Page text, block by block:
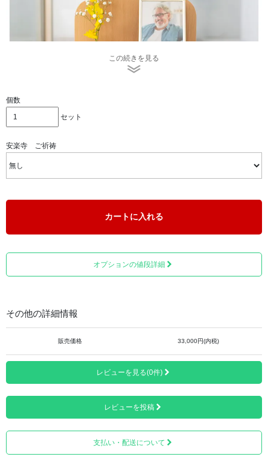
ミニ骨壺 Soul Petit Pot（ソウルプチポット）は 、大切な
想いを納めてともに暮らすための器。
輝かせてくれます。
いつも一緒だから気持ちが前向きになります。
※上画像は「スターライトブルー」のものとなります。
手のひらサイズで、安心、優しさをイメージさせるやわら
かな曲線は、洋室でも和室の仏壇の中に納めても違和感が
壺の真鍮ラインは、視点が変わっても飽きのこないバラン
この続きを見る
個数
セット
安楽寺 ご祈祷
カートに入れる
オプションの値段詳細
その他の詳細情報
販売価格 33,000円(内税)
レビューを見る(0件)
レビューを投稿
支払い・配送について